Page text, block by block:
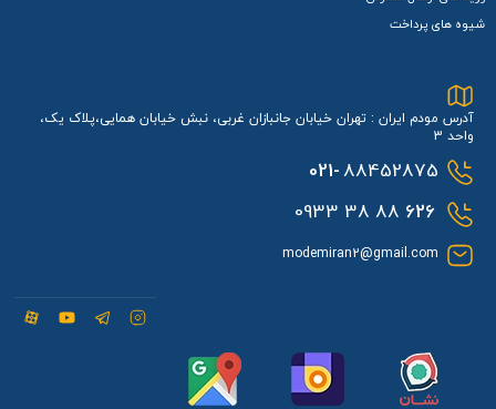
شیوه های پرداخت
آدرس مودم ایران : تهران خیابان جانبازان غربی، نبش خیابان همایی،پلاک یک،
واحد 3
021-88452875
626
88 38 0933
modemiran2@gmail.com